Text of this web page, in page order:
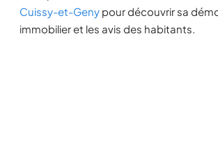
Cuissy-et-Geny pour découvrir sa
immobilier et les avis des habitants.